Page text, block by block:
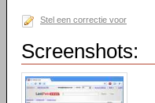
Stel een correctie voor
Screenshots: